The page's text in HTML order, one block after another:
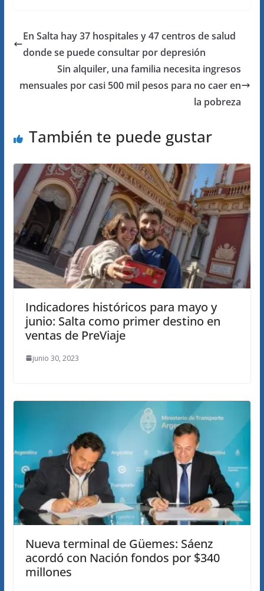
En Salta hay 37 hospitales y 47 centros de salud
donde se puede consultar por depresión
Sin alquiler, una familia necesita ingresos
mensuales por casi 500 mil pesos para no caer en
la pobreza
También te puede gustar
Indicadores históricos para mayo y
junio: Salta como primer destino en
ventas de PreViaje
junio 30, 2023
Nueva terminal de Güemes: Sáenz
acordó con Nación fondos por $340
millones